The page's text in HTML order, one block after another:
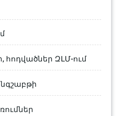
հոդվածներ ԶԼՄ-ում